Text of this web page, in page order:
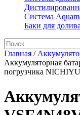
Система
Баки для
Главная /
Аккумуляторная
погрузчика